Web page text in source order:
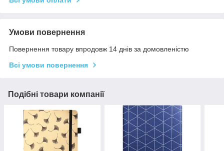
Умови повернення
Повернення товару впродовж 14 днів за домовленістю
Всі умови повернення
Подібні товари компанії